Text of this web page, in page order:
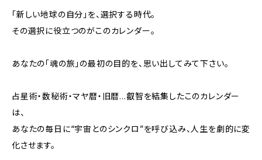
「新しい地球の自分」を、選択する時代。
その選択に役立つのがこのカレンダー。
あなたの「魂の旅」の最初の目的を、思い出してみて下さい。
占星術・数秘術・マヤ暦・旧暦…叡智を結集したこのカレンダー
は、
あなたの毎日に“宇宙とのシンクロ”を呼び込み、人生を劇的に変
化させます。